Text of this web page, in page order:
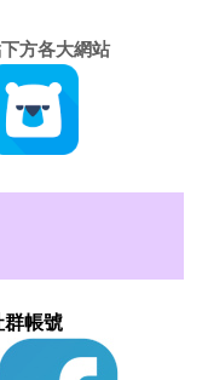
方各大網站
群帳號